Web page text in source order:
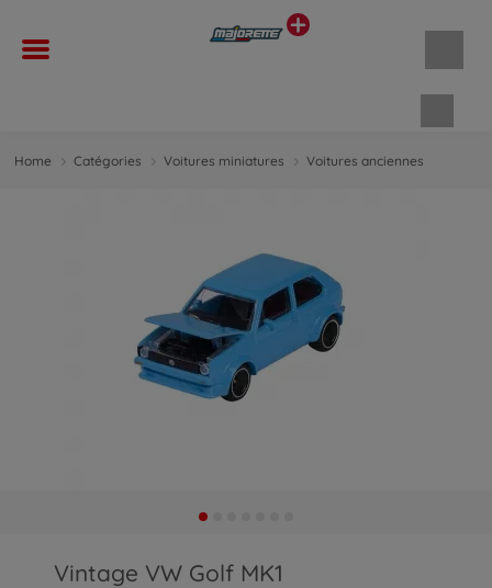
Home Catégories Voitures miniatures Voitures anciennes
Vintage VW Golf MK1